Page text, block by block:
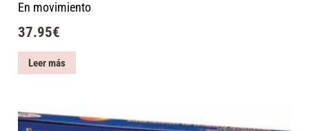
En movimiento
37.95€
Leer más